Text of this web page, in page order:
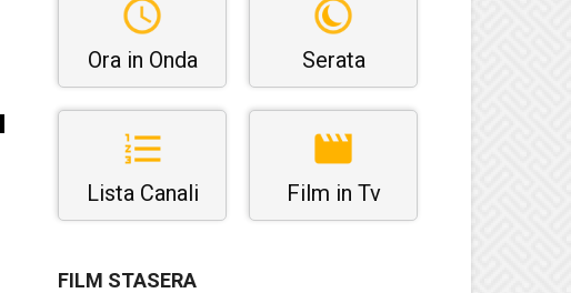
Ora in Onda Serata
Lista Canali Film in Tv
FILM STASERA